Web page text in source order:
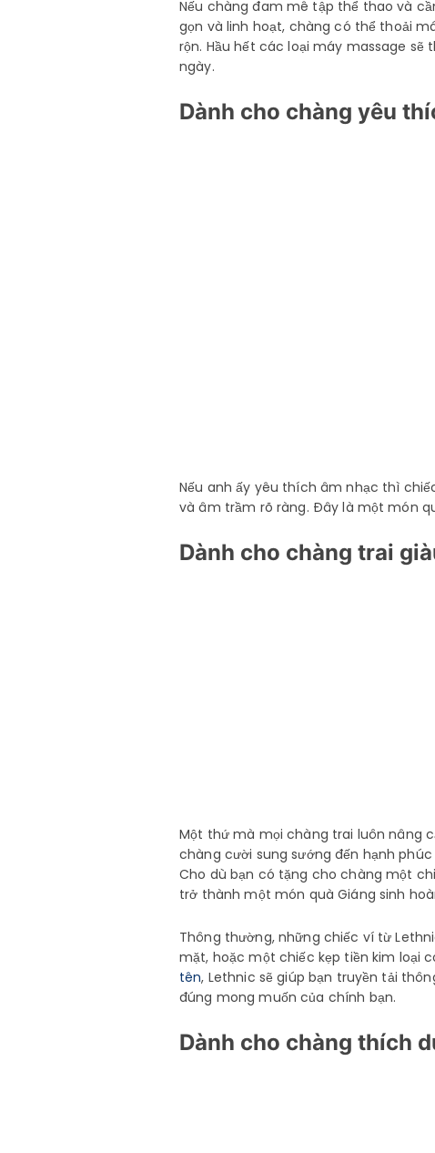
Nếu chàng đam mê tập thể thao và
gọn và linh hoạt, chàng có thể thoải
rộn. Hầu hết các loại máy massage
ngày.
Dành cho chàng yêu
Nếu anh ấy yêu thích âm nhạc thì
và âm trầm rõ ràng. Đây là một món
Dành cho chàng trai
Một thứ mà mọi chàng trai luôn nâng
chàng cười sung sướng đến hạnh
Cho dù bạn có tặng cho chàng một
trở thành một món quà Giáng sinh
Thông thường, những chiếc ví từ
mặt, hoặc một chiếc kẹp tiền kim loại
tên, Lethnic sẽ giúp bạn truyền tải
đúng mong muốn của chính bạn.
Dành cho chàng thích